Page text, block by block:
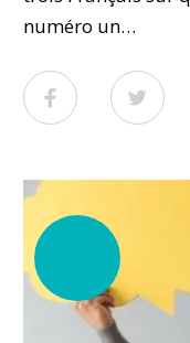
numéro un…
Facebook